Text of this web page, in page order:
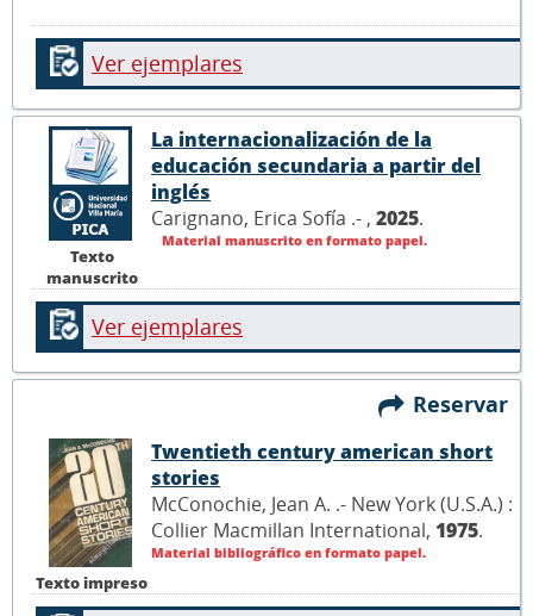
Ver ejemplares
Texto
manuscrito
La internacionalización de la
educación secundaria a partir del
inglés
Carignano, Erica Sofía .- , 2025.
Material manuscrito en formato papel.
Ver ejemplares
Reservar
Texto impreso
Twentieth century american short
stories
McConochie, Jean A. .- New York (U.S.A.) :
Collier Macmillan International, 1975.
Material bibliográfico en formato papel.